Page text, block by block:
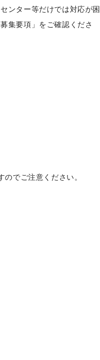
ンター等だけでは対応が困
集要項」をご確認くださ
でご注意ください。